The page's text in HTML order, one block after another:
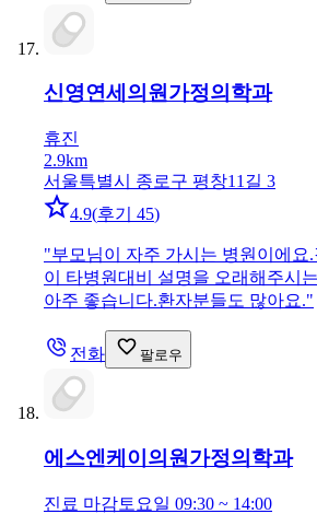
신영연세의원가정의학과
휴진
2.9km
서울특별시 종로구 평창11길 3
4.9(후기 45)
"부모님이 자주 가시는 병원이에요
이 타병원대비 설명을 오래해주시
아주 좋습니다.환자분들도 많아요."
전화 팔로우
에스엔케이의원 가정의학과
진료 마감토요일 09:30 ~ 14:00